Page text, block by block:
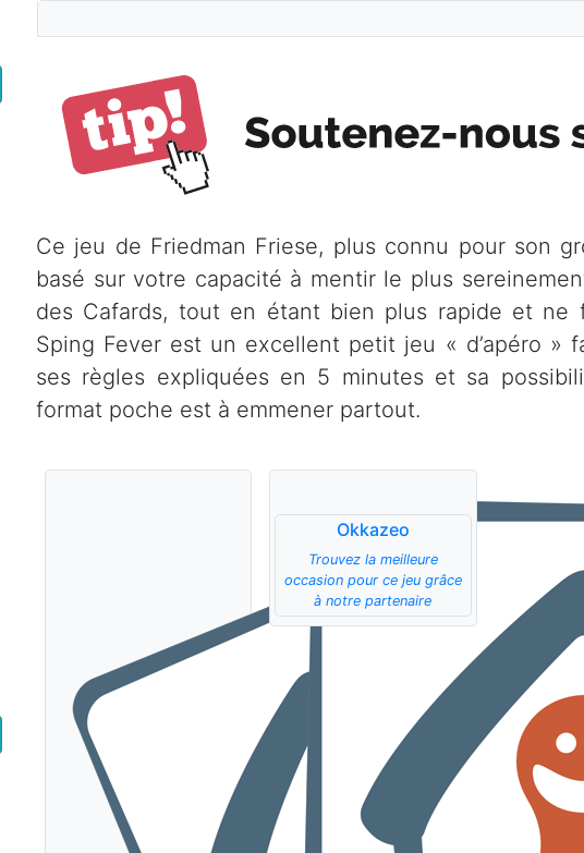
Ce jeu de Friedman Friese, plus connu pour son
basé sur votre capacité à mentir le plus
des Cafards, tout en étant bien plus rapide et ne
Sping Fever est un excellent petit jeu « d’apéro »
ses règles expliquées en 5 minutes et sa
format poche est à emmener partout.
Okkazeo
Trouvez la meilleure
occasion pour ce jeu grâce
à notre partenaire